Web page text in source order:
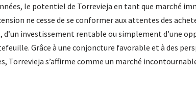
le potentiel de Torrevieja en tant que marché
ne cesse de se conformer aux attentes des
d’un investissement rentable ou simplement d’une
Grâce à une conjoncture favorable et à des
Torrevieja s’affirme comme un marché